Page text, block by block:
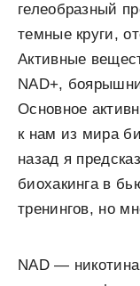
гелеобразный
темные круги,
Активные
NAD+,
Основное
к нам из мира
назад я
биохакинга в
тренингов, но
NAD —